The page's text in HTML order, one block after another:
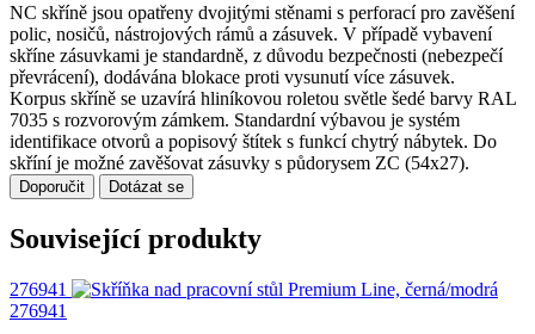
NC skříně jsou opatřeny dvojitými stěnami s perforací pro zavěšení
polic, nosičů, nástrojových rámů a zásuvek. V případě vybavení
skříne zásuvkami je standardně, z důvodu bezpečnosti (nebezpečí
převrácení), dodávána blokace proti vysunutí více zásuvek.
Korpus skříně se uzavírá hliníkovou roletou světle šedé barvy RAL
7035 s rozvorovým zámkem. Standardní výbavou je systém
identifikace otvorů a popisový štítek s funkcí chytrý nábytek. Do
skříní je možné zavěšovat zásuvky s půdorysem ZC (54x27).
Doporučit Dotázat se
Související produkty
276941
276941